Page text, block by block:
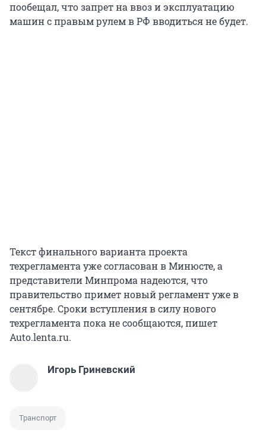
пообещал, что запрет на ввоз и эксплуатацию
машин с правым рулем в РФ вводиться не будет.
Текст финального варианта проекта
техрегламента уже согласован в Минюсте, а
представители Минпрома надеются, что
правительство примет новый регламент уже в
сентябре. Сроки вступления в силу нового
техрегламента пока не сообщаются, пишет
Auto.lenta.ru.
Игорь Гриневский
Транспорт